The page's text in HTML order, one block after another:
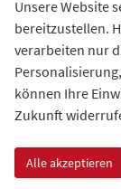
Sicherheit
Außen
Räder &
Unsere Website
bereitzustellen.
verarbeiten nur
können Ihre
Zukunft
Alle akzeptieren